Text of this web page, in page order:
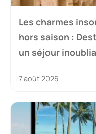
Les charmes
hors saison :
un séjour
7 août 2025